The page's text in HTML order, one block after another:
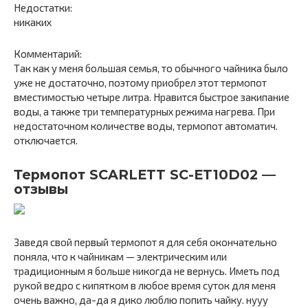
Недостатки:
никаких
Комментарий:
Так как у меня большая семья, то обычного чайника было
уже не достаточно, поэтому приобрел этот термопот
вместимостью четыре литра. Нравится быстрое закипание
воды, а также три температурных режима нагрева. При
недостаточном количестве воды, термопот автоматич.
отключается.
Термопот SCARLETT SC-ET10D02 —
отзывы
Заведя свой первый термопот я для себя окончательно
поняла, что к чайникам — электрическим или
традиционным я больше никогда не вернусь. Иметь под
рукой ведро с кипятком в любое время суток для меня
очень важно, да-да я дико люблю попить чайку. нууу